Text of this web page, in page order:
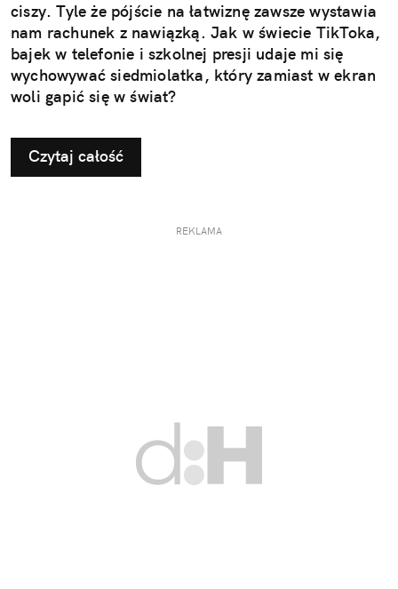
ciszy. Tyle że pójście na łatwiznę zawsze wystawia
nam rachunek z nawiązką. Jak w świecie TikToka,
bajek w telefonie i szkolnej presji udaje mi się
wychowywać siedmiolatka, który zamiast w ekran
woli gapić się w świat?
Czytaj całość
REKLAMA